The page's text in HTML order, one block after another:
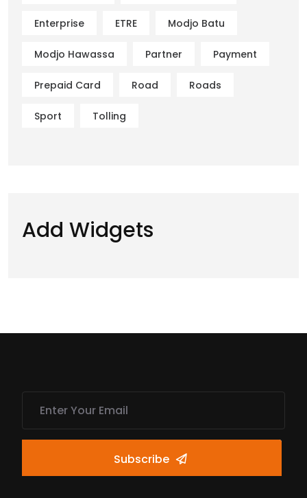
Enterprise ETRE Modjo Batu
Modjo Hawassa Partner Payment
Prepaid Card Road Roads
Sport Tolling
Add Widgets
Subscribe